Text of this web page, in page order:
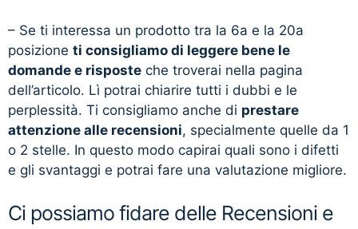
– Se ti interessa un prodotto tra la 6a e la 20a
posizione ti consigliamo di leggere bene le
domande e risposte che troverai nella pagina
dell’articolo. Lì potrai chiarire tutti i dubbi e le
perplessità. Ti consigliamo anche di prestare
attenzione alle recensioni, specialmente quelle da 1
o 2 stelle. In questo modo capirai quali sono i difetti
e gli svantaggi e potrai fare una valutazione migliore.
Ci possiamo fidare delle Recensioni e